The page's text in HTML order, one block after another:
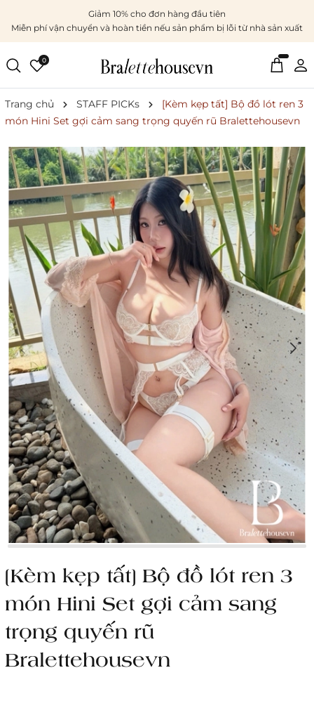
Giảm 10% cho đơn hàng đầu tiên
Miễn phí vận chuyển và hoàn tiền nếu sản phẩm bị lỗi từ nhà sản xuất
0
Trang chủ STAFF PICKs
[Kèm kẹp tất] Bộ đồ lót ren 3
món Hini Set gợi cảm sang trọng quyến rũ Bralettehousevn
[Kèm kẹp tất] Bộ đồ lót ren 3
món Hini Set gợi cảm sang
trọng quyến rũ
Bralettehousevn